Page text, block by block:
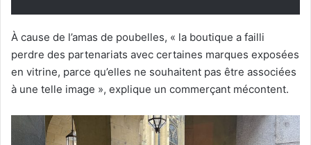
À cause de l’amas de poubelles, « la boutique a failli
perdre des partenariats avec certaines marques exposées
en vitrine, parce qu’elles ne souhaitent pas être associées
à une telle image », explique un commerçant mécontent.